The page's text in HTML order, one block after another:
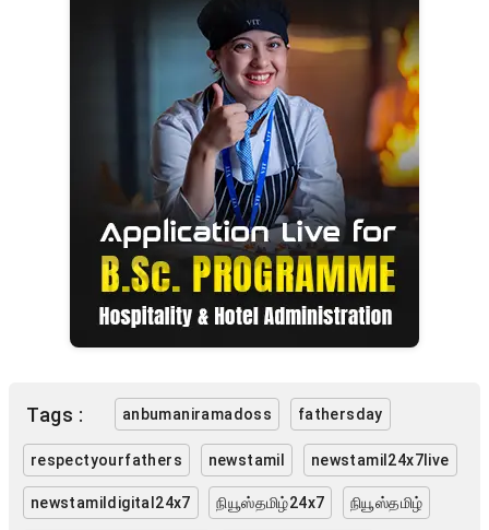
Tags : anbumaniramadoss fathersday
respectyourfathers newstamil newstamil24x7live
newstamildigital24x7 நியூஸ்தமிழ்24x7 நியூஸ்தமிழ்